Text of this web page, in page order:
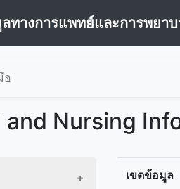
ทางการแพทย์และการพยา
อ
and Nursing
เขตข้อมูล